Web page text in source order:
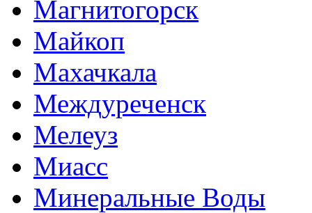
Магнитогорск
Майкоп
Махачкала
Междуреченск
Мелеуз
Миасс
Минеральные Воды